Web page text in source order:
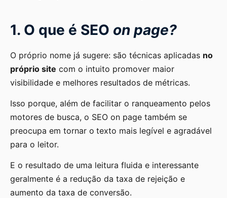
1. O que é SEO on page?
O próprio nome já sugere: são técnicas aplicadas no
próprio site com o intuito promover maior
visibilidade e melhores resultados de métricas.
Isso porque, além de facilitar o ranqueamento pelos
motores de busca, o SEO on page também se
preocupa em tornar o texto mais legível e agradável
para o leitor.
E o resultado de uma leitura fluida e interessante
geralmente é a redução da taxa de rejeição e
aumento da taxa de conversão.